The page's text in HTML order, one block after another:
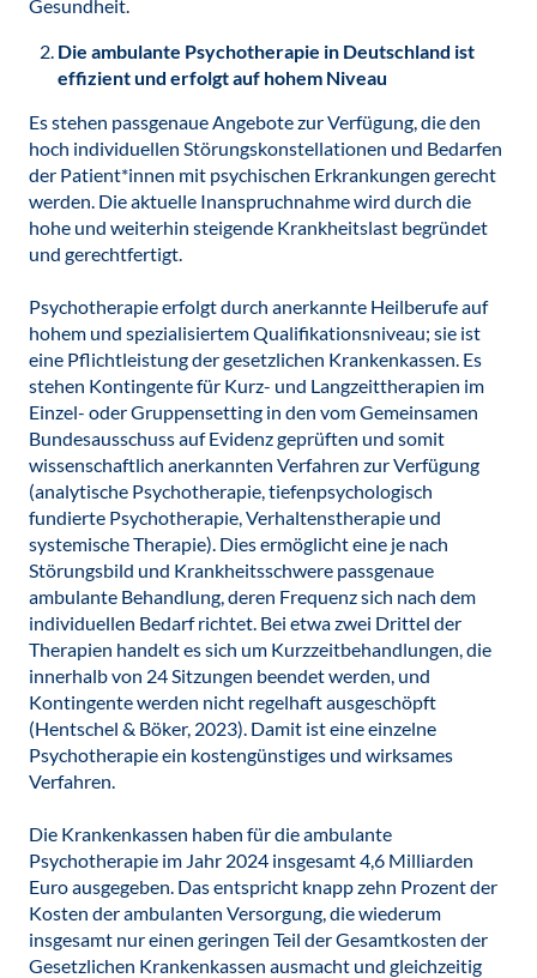
Gesundheit.
Die ambulante Psychotherapie in Deutschland ist
effizient und erfolgt auf hohem Niveau
Es stehen passgenaue Angebote zur Verfügung, die den
hoch individuellen Störungskonstellationen und Bedarfen
der Patient*innen mit psychischen Erkrankungen gerecht
werden. Die aktuelle Inanspruchnahme wird durch die
hohe und weiterhin steigende Krankheitslast begründet
und gerechtfertigt.
Psychotherapie erfolgt durch anerkannte Heilberufe auf
hohem und spezialisiertem Qualifikationsniveau; sie ist
eine Pflichtleistung der gesetzlichen Krankenkassen. Es
stehen Kontingente für Kurz- und Langzeittherapien im
Einzel- oder Gruppensetting in den vom Gemeinsamen
Bundesausschuss auf Evidenz geprüften und somit
wissenschaftlich anerkannten Verfahren zur Verfügung
(analytische Psychotherapie, tiefenpsychologisch
fundierte Psychotherapie, Verhaltenstherapie und
systemische Therapie). Dies ermöglicht eine je nach
Störungsbild und Krankheitsschwere passgenaue
ambulante Behandlung, deren Frequenz sich nach dem
individuellen Bedarf richtet. Bei etwa zwei Drittel der
Therapien handelt es sich um Kurzzeitbehandlungen, die
innerhalb von 24 Sitzungen beendet werden, und
Kontingente werden nicht regelhaft ausgeschöpft
(Hentschel & Böker, 2023). Damit ist eine einzelne
Psychotherapie ein kostengünstiges und wirksames
Verfahren.
Die Krankenkassen haben für die ambulante
Psychotherapie im Jahr 2024 insgesamt 4,6 Milliarden
Euro ausgegeben. Das entspricht knapp zehn Prozent der
Kosten der ambulanten Versorgung, die wiederum
insgesamt nur einen geringen Teil der Gesamtkosten der
Gesetzlichen Krankenkassen ausmacht und gleichzeitig